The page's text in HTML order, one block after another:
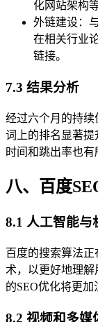
化网站架构等
外链建设：
在相关行业
链接。
7.3 结果分析
经过六个月的持续
词上的排名显著提
时间和跳出率也有
八、百度
8.1 人工智能与
百度的搜索算法
术，以更好地理
的SEO优化将更加
8.2 视频和多媒